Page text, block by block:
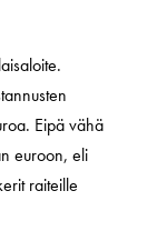
Eipä vähä
euroon, eli
raiteille